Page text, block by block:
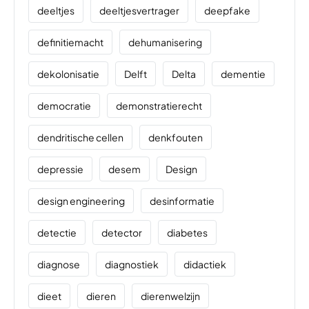
deeltjes deeltjesvertrager deepfake
definitiemacht dehumanisering
dekolonisatie Delft Delta dementie
democratie demonstratierecht
dendritische cellen denkfouten
depressie desem Design
design engineering desinformatie
detectie detector diabetes
diagnose diagnostiek didactiek
dieet dieren dierenwelzijn